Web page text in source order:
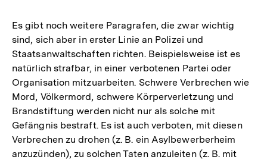
Es gibt noch weitere Paragrafen, die zwar wichtig
sind, sich aber in erster Linie an Polizei und
Staatsanwaltschaften richten. Beispielsweise ist es
natürlich strafbar, in einer verbotenen Partei oder
Organisation mitzuarbeiten. Schwere Verbrechen wie
Mord, Völkermord, schwere Körperverletzung und
Brandstiftung werden nicht nur als solche mit
Gefängnis bestraft. Es ist auch verboten, mit diesen
Verbrechen zu drohen (z. B. ein Asylbewerberheim
anzuzünden), zu solchen Taten anzuleiten (z. B. mit